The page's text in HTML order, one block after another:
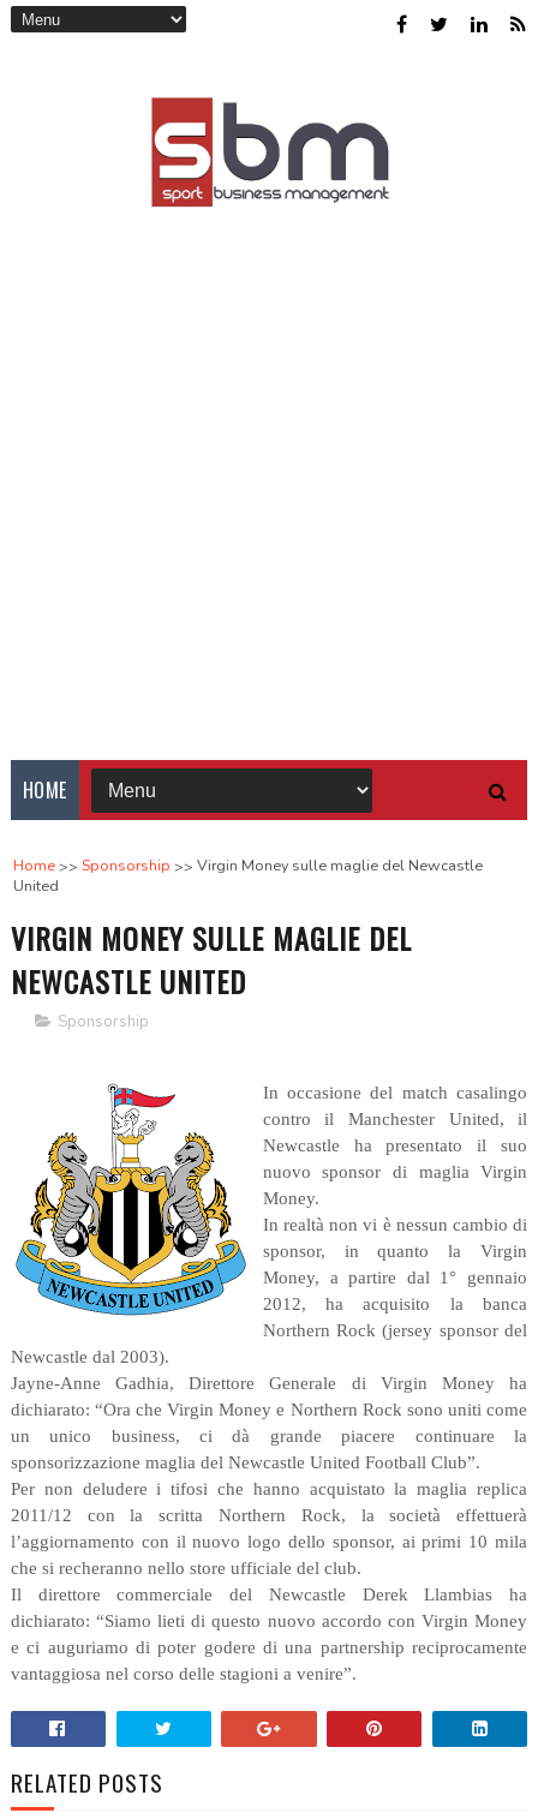
HOME
Home Sponsorship
Virgin Money sulle maglie del Newcastle
United
VIRGIN MONEY SULLE MAGLIE DEL
NEWCASTLE UNITED
Sponsorship
In occasione del match casalingo
contro il Manchester United, il
Newcastle ha presentato il suo
nuovo sponsor di maglia Virgin
Money.
In realtà non vi è nessun cambio di
sponsor, in quanto la Virgin
Money, a partire dal 1° gennaio
2012, ha acquisito la banca
Northern Rock (jersey sponsor del
Newcastle dal 2003).
Jayne-Anne Gadhia, Direttore Generale di Virgin Money ha
dichiarato: “Ora che Virgin Money e Northern Rock sono uniti come
un unico business, ci dà grande piacere continuare la
sponsorizzazione maglia del Newcastle United Football Club”.
Per non deludere i tifosi che hanno acquistato la maglia replica
2011/12 con la scritta Northern Rock, la società effettuerà
l’aggiornamento con il nuovo logo dello sponsor, ai primi 10 mila
che si recheranno nello store ufficiale del club.
Il direttore commerciale del Newcastle Derek Llambias ha
dichiarato: “Siamo lieti di questo nuovo accordo con Virgin Money
e ci auguriamo di poter godere di una partnership reciprocamente
vantaggiosa nel corso delle stagioni a venire”.
RELATED POSTS